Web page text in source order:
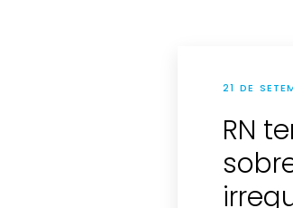
21 DE
RN